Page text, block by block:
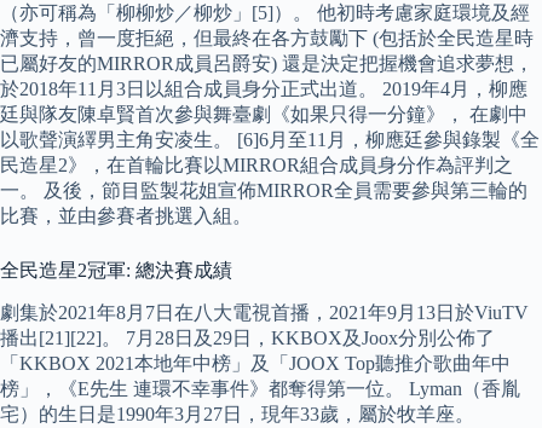
（亦可稱為「柳柳炒／柳炒」[5]）。 他初時考慮家庭環境及經
濟支持，曾一度拒絕，但最終在各方鼓勵下 (包括於全民造星時
已屬好友的MIRROR成員呂爵安) 還是決定把握機會追求夢想，
於2018年11月3日以組合成員身分正式出道。 2019年4月，柳應
廷與隊友陳卓賢首次參與舞臺劇《如果只得一分鐘》， 在劇中
以歌聲演繹男主角安凌生。 [6]6月至11月，柳應廷參與錄製《全
民造星2》，在首輪比賽以MIRROR組合成員身分作為評判之
一。 及後，節目監製花姐宣佈MIRROR全員需要參與第三輪的
比賽，並由參賽者挑選入組。
全民造星2冠軍: 總決賽成績
劇集於2021年8月7日在八大電視首播，2021年9月13日於ViuTV
播出[21][22]。 7月28日及29日，KKBOX及Joox分別公佈了
「KKBOX 2021本地年中榜」及「JOOX Top聽推介歌曲年中
榜」，《E先生 連環不幸事件》都奪得第一位。 Lyman（香胤
宅）的生日是1990年3月27日，現年33歲，屬於牧羊座。